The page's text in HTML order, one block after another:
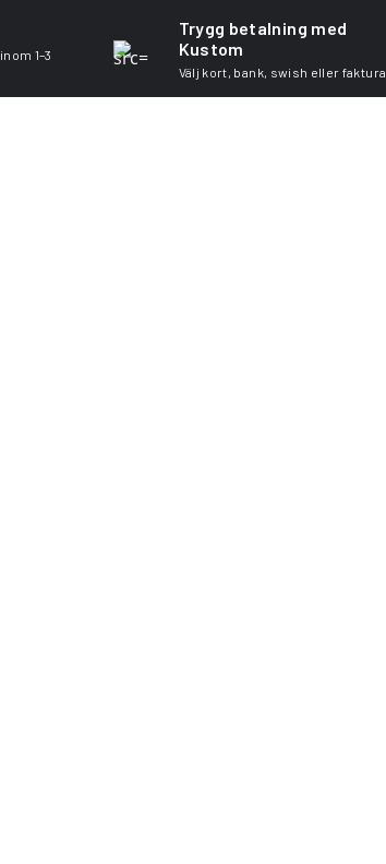
1–3
Trygg betalning med
Kustom
Välj kort, bank, swish eller faktura